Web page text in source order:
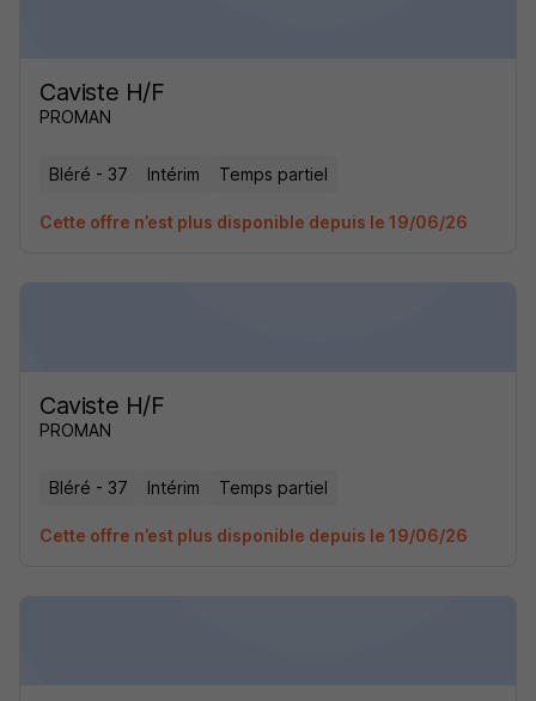
Caviste H/F
PROMAN
Bléré - 37 Intérim Temps partiel
Cette offre n’est plus disponible depuis le 19/06/26
Caviste H/F
PROMAN
Bléré - 37 Intérim Temps partiel
Cette offre n’est plus disponible depuis le 19/06/26